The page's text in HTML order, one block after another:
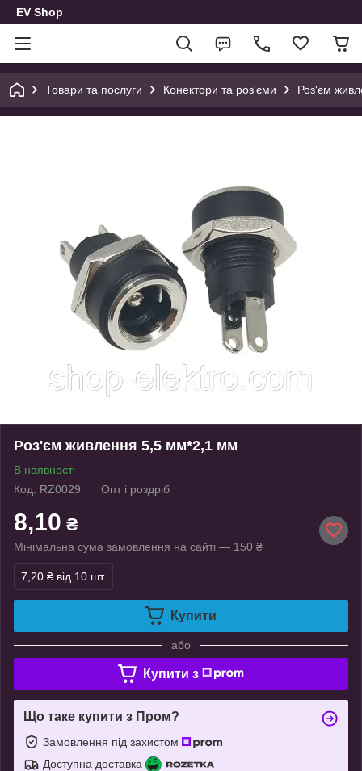
EV Shop
Товари та послуги Конектори та роз'єми Роз'єм
Роз'єм живлення 5,5 мм*2,1 мм
В наявності
Код: RZ0029
Опт і роздріб
8,10 ₴
Мінімальна сума замовлення на сайті — 150 ₴
7,20 ₴ від 10 шт.
Купити
або
Купити з
Що таке купити з Пром?
Замовлення під захистом
Доступна доставка